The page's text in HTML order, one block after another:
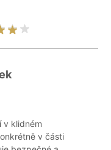
v klidném
v části